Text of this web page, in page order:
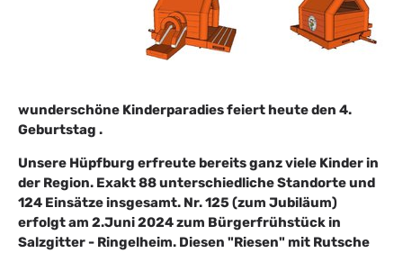
wunderschöne Kinderparadies feiert heute den 4.
Geburtstag .
Unsere Hüpfburg erfreute bereits ganz viele Kinder in
der Region. Exakt 88 unterschiedliche Standorte und
124 Einsätze insgesamt. Nr. 125 (zum Jubiläum)
erfolgt am 2.Juni 2024 zum Bürgerfrühstück in
Salzgitter - Ringelheim. Diesen "Riesen" mit Rutsche